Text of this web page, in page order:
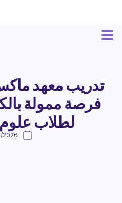
فرصة ممولة
لطلاب
2026